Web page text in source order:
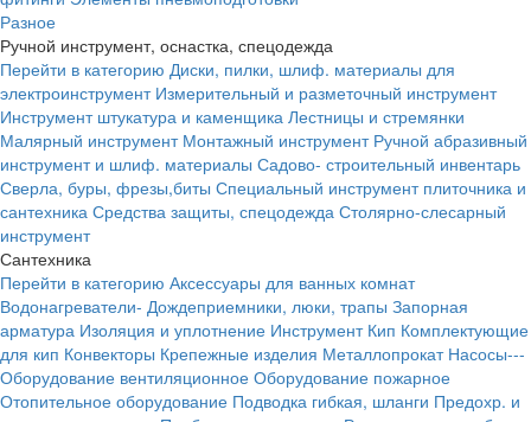
Разное
Ручной инструмент, оснастка, спецодежда
Перейти в категорию Диски, пилки, шлиф. материалы для
электроинструмент Измерительный и разметочный инструмент
Инструмент штукатура и каменщика Лестницы и стремянки
Малярный инструмент Монтажный инструмент Ручной абразивный
инструмент и шлиф. материалы Садово- строительный инвентарь
Сверла, буры, фрезы,биты Специальный инструмент плиточника и
сантехника Средства защиты, спецодежда Столярно-слесарный
инструмент
Сантехника
Перейти в категорию Аксессуары для ванных комнат
Водонагреватели- Дождеприемники, люки, трапы Запорная
арматура Изоляция и уплотнение Инструмент Кип Комплектующие
для кип Конвекторы Крепежные изделия Металлопрокат Насосы---
Оборудование вентиляционное Оборудование пожарное
Отопительное оборудование Подводка гибкая, шланги Предохр. и